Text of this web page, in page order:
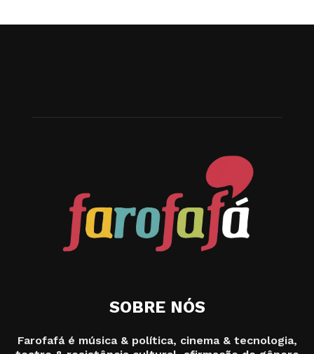
SOBRE NÓS
Farofafá é música & política, cinema & tecnologia,